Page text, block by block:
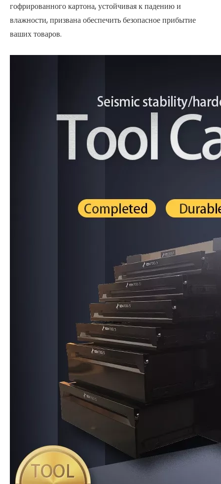
гофрированного картона, устойчивая к падению и
влажности, призвана обеспечить безопасное прибытие
ваших товаров.